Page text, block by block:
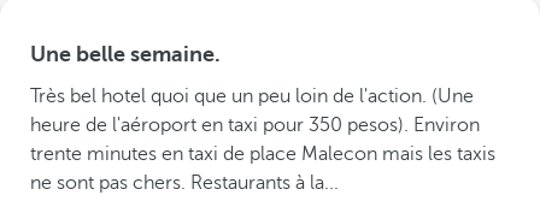
Une belle semaine.
Très bel hotel quoi que un peu loin de l'action. (Une
heure de l'aéroport en taxi pour 350 pesos). Environ
trente minutes en taxi de place Malecon mais les taxis
ne sont pas chers. Restaurants à la...